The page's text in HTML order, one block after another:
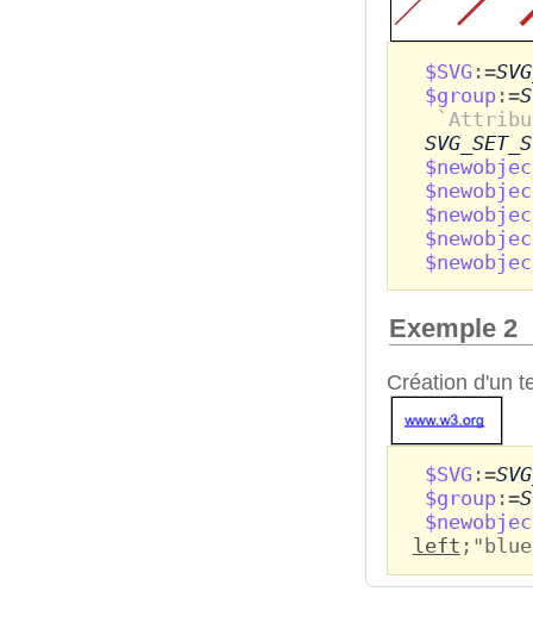
$SVG:=
$group:=
Exemple 2
Création d'un
$SVG:=
$group:=
left